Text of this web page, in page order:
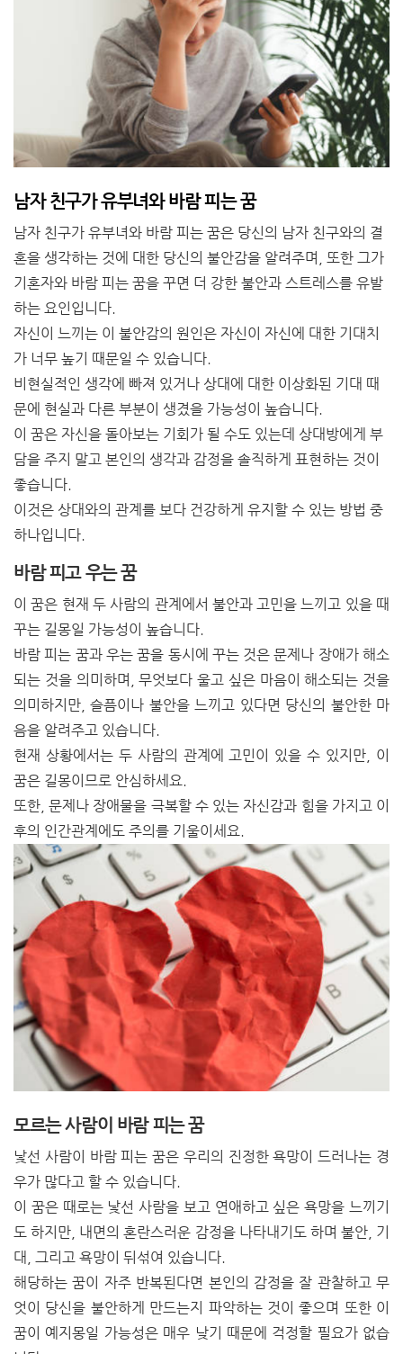
남자 친구가 유부녀와 바람 피는 꿈
남자 친구가 유부녀와 바람 피는 꿈은 당신의 남자 친구와의 결
혼을 생각하는 것에 대한 당신의 불안감을 알려주며, 또한 그가
기혼자와 바람 피는 꿈을 꾸면 더 강한 불안과 스트레스를 유발
하는 요인입니다.
자신이 느끼는 이 불안감의 원인은 자신이 자신에 대한 기대치
가 너무 높기 때문일 수 있습니다.
비현실적인 생각에 빠져 있거나 상대에 대한 이상화된 기대 때
문에 현실과 다른 부분이 생겼을 가능성이 높습니다.
이 꿈은 자신을 돌아보는 기회가 될 수도 있는데 상대방에게 부
담을 주지 말고 본인의 생각과 감정을 솔직하게 표현하는 것이
좋습니다.
이것은 상대와의 관계를 보다 건강하게 유지할 수 있는 방법 중
하나입니다.
바람 피고 우는 꿈
이 꿈은 현재 두 사람의 관계에서 불안과 고민을 느끼고 있을 때
꾸는 길몽일 가능성이 높습니다.
바람 피는 꿈과 우는 꿈을 동시에 꾸는 것은 문제나 장애가 해소
되는 것을 의미하며, 무엇보다 울고 싶은 마음이 해소되는 것을
의미하지만, 슬픔이나 불안을 느끼고 있다면 당신의 불안한 마
음을 알려주고 있습니다.
현재 상황에서는 두 사람의 관계에 고민이 있을 수 있지만, 이
꿈은 길몽이므로 안심하세요.
또한, 문제나 장애물을 극복할 수 있는 자신감과 힘을 가지고 이
후의 인간관계에도 주의를 기울이세요.
모르는 사람이 바람 피는 꿈
낯선 사람이 바람 피는 꿈은 우리의 진정한 욕망이 드러나는 경
우가 많다고 할 수 있습니다.
이 꿈은 때로는 낯선 사람을 보고 연애하고 싶은 욕망을 느끼기
도 하지만, 내면의 혼란스러운 감정을 나타내기도 하며 불안, 기
대, 그리고 욕망이 뒤섞여 있습니다.
해당하는 꿈이 자주 반복된다면 본인의 감정을 잘 관찰하고 무
엇이 당신을 불안하게 만드는지 파악하는 것이 좋으며 또한 이
꿈이 예지몽일 가능성은 매우 낮기 때문에 걱정할 필요가 없습